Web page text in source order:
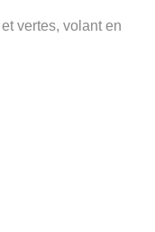
vertes, volant en